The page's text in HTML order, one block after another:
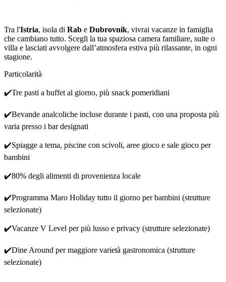
Tra l'Istria, isola di Rab e Dubrovnik, vivrai vacanze in famiglia
che cambiano tutto. Scegli la tua spaziosa camera familiare, suite o
villa e lasciati avvolgere dall’atmosfera estiva più rilassante, in ogni
stagione.
Particolarità
✔️Tre pasti a buffet al giorno, più snack pomeridiani
✔️Bevande analcoliche incluse durante i pasti, con una proposta più
varia presso i bar designati
✔️Spiagge a tema, piscine con scivoli, aree gioco e sale gioco per
bambini
✔️80% degli alimenti di provenienza locale
✔️Programma Maro Holiday tutto il giorno per bambini (strutture
selezionate)
✔️Vacanze V Level per più lusso e privacy (strutture selezionate)
✔️Dine Around per maggiore varietà gastronomica (strutture
selezionate)